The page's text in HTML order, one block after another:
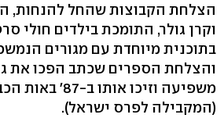
הצלחת הקבוצות שהחל להנחות,
וקרן גולר, התומכת בילדים חולי
והצלחת הספרים שכתב הפכו את
משפיעה וזיכו
(המקבילה לפרס ישראל‭.(‬